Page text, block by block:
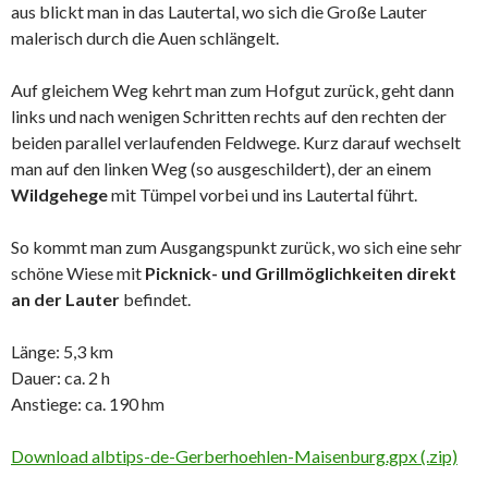
aus blickt man in das Lautertal, wo sich die Große Lauter
malerisch durch die Auen schlängelt.
Auf gleichem Weg kehrt man zum Hofgut zurück, geht dann
links und nach wenigen Schritten rechts auf den rechten der
beiden parallel verlaufenden Feldwege. Kurz darauf wechselt
man auf den linken Weg (so ausgeschildert), der an einem
Wildgehegemit Tümpel vorbei und ins Lautertal führt.
So kommt man zum Ausgangspunkt zurück, wo sich eine sehr
schöne Wiese mit Picknick- und Grillmöglichkeiten direkt
an der Lauter befindet.
Länge: 5,3 km
Dauer: ca. 2 h
Anstiege: ca. 190 hm
Download albtips-de-Gerberhoehlen-Maisenburg.gpx (.zip)